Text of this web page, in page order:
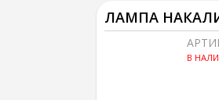
ЛАМПА
В